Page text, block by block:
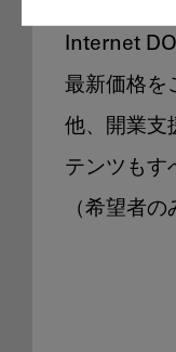
Internet
最新価格を
他、開業支
テンツもす
（希望者の